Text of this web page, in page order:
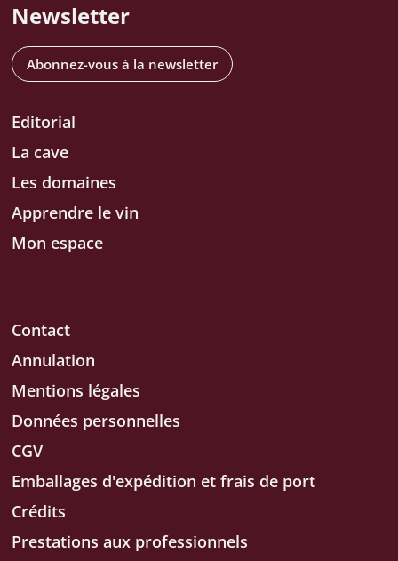
Newsletter
Abonnez-vous à la newsletter
Editorial
La cave
Les domaines
Apprendre le vin
Mon espace
Contact
Annulation
Mentions légales
Données personnelles
CGV
Emballages d'expédition et frais de port
Crédits
Prestations aux professionnels